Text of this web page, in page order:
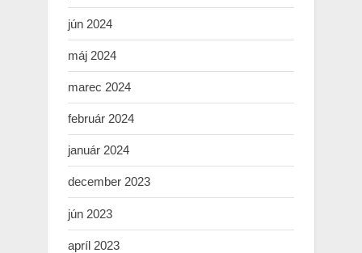
jún 2024
máj 2024
marec 2024
február 2024
január 2024
december 2023
jún 2023
apríl 2023